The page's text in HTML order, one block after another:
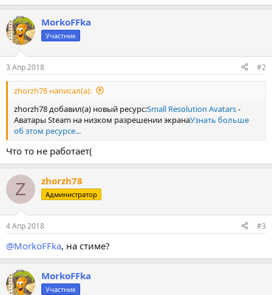
MorkoFFka
Участник
3 Апр 2018 #2
zhorzh78 написал(а):
zhorzh78 добавил(а) новый ресурс:Small Resolution Avatars-
Аватары Steam на низком разрешении экранаУзнать больше
об этом ресурсе...
Что то не работает(
Z zhorzh78
Администратор
4 Апр 2018 #3
@MorkoFFka, на стиме?
MorkoFFka
Участник